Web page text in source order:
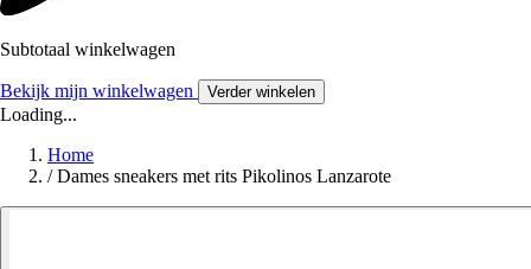
Subtotaal winkelwagen
Bekijk mijn winkelwagen Verder winkelen
Loading...
Home
/ Dames sneakers met rits Pikolinos Lanzarote